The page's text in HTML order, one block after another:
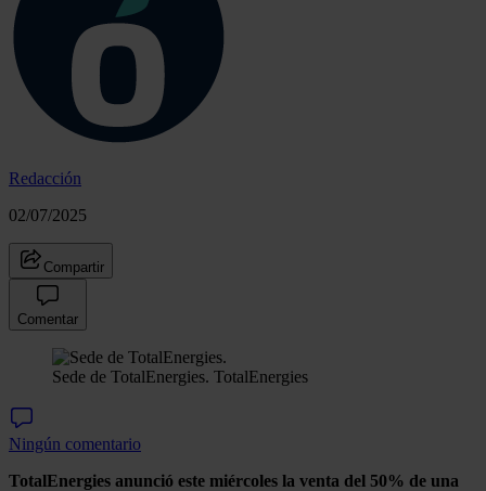
Redacción
02/07/2025
Compartir
Comentar
Sede de TotalEnergies. TotalEnergies
Ningún comentario
TotalEnergies anunció este miércoles la venta del 50% de una